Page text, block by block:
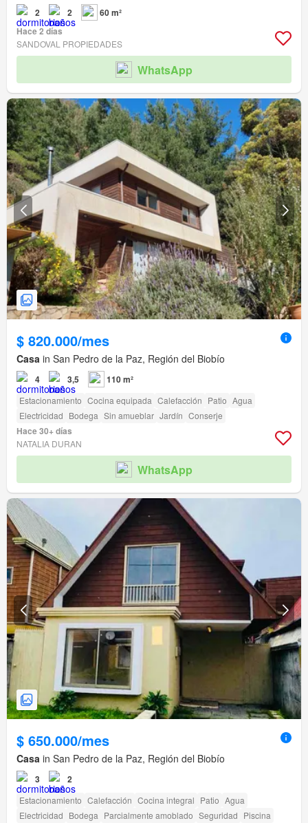
2 2
60 m²
Hace 2 días
SANDOVAL PROPIEDADES
WhatsApp
$ 820.000/mes
Casa in San Pedro de la Paz, Región del Biobío
4 3,5 110 m²
Estacionamiento Cocina equipada Calefacción Patio Agua
Electricidad Bodega Sin amueblar Jardín Conserje
Hace 30+ días
NATALIA DURAN
WhatsApp
$ 650.000/mes
Casa in San Pedro de la Paz, Región del Biobío
3 2
Estacionamiento Calefacción Cocina integral Patio Agua
Electricidad Bodega Parcialmente amoblado Seguridad Piscina